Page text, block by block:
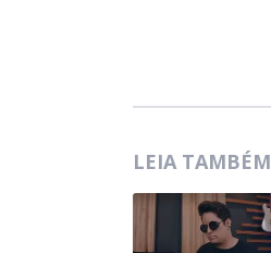
LEIA TAMBÉM